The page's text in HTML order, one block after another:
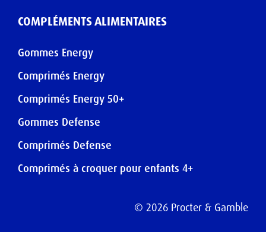
COMPLÉMENTS ALIMENTAIRES
Gommes Energy
Comprimés Energy
Comprimés Energy 50+
Gommes Defense
Comprimés Defense
Comprimés à croquer pour enfants 4+
© 2026 Procter & Gamble